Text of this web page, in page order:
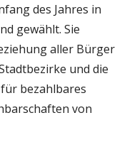
des Jahres in
gewählt. Sie
aller Bürger
und die
bezahlbares
von